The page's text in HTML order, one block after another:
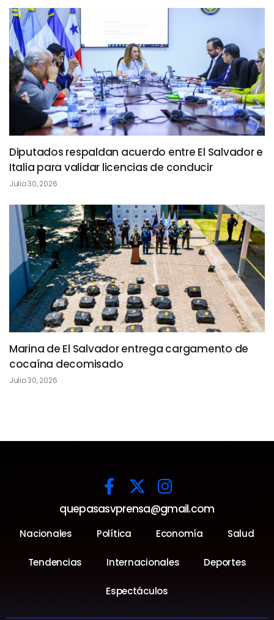
Diputados respaldan acuerdo entre El Salvador e
Italia para validar licencias de conducir
Julio 30, 2026
Marina de El Salvador entrega cargamento de
cocaína decomisado
Julio 30, 2026
quepasasvprensa@gmail.com
Nacionales Política Economía Salud
Tendencias Internacionales Deportes
Espectáculos